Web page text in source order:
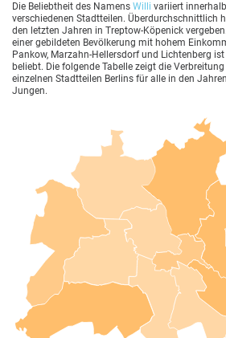
Die Beliebtheit des Namens Willi variiert
verschiedenen Stadtteilen. Überdurchschnittlich
den letzten Jahren in Treptow-Köpenick
einer gebildeten Bevölkerung mit hohem
Pankow, Marzahn-Hellersdorf und Lichtenberg
beliebt. Die folgende Tabelle zeigt die
einzelnen Stadtteilen Berlins für alle in den
Jungen.